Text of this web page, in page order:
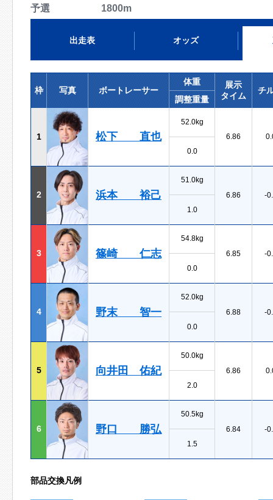
予選 1800m
出走表 オッズ
枠 写真 ボートレーサー
体重
展示
タイム
チ
調整重量
1 松下 直也
52.0kg
6.86
0.0
2 浜本 裕己
51.0kg
6.86
-
1.0
3 篠崎 仁志
54.8kg
6.85
-
0.0
4 野末 智一
52.0kg
6.88
-
0.0
5 向井田 佑紀
50.0kg
6.86
2.0
6 野口 勝弘
50.5kg
6.84
-
1.5
部品交換凡例